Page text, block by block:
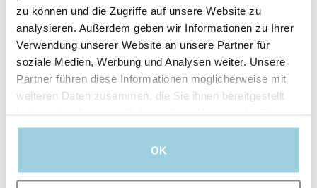
zu können und die Zugriffe auf unsere Website zu
analysieren. Außerdem geben wir Informationen zu Ihrer
Verwendung unserer Website an unsere Partner für
soziale Medien, Werbung und Analysen weiter. Unsere
Partner führen diese Informationen möglicherweise mit
weiteren Daten zusammen, die Sie ihnen bereitgestellt
gesammelt haben.
OK
Medical meine personenbezogenen Daten zu
Veranstaltungen und Informationen zu
darf.